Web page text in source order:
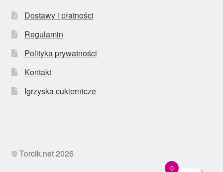
Dostawy i płatności
Regulamin
Polityka prywatności
Kontakt
Igrzyska cukiernicze
© Torcik.net 2026
0